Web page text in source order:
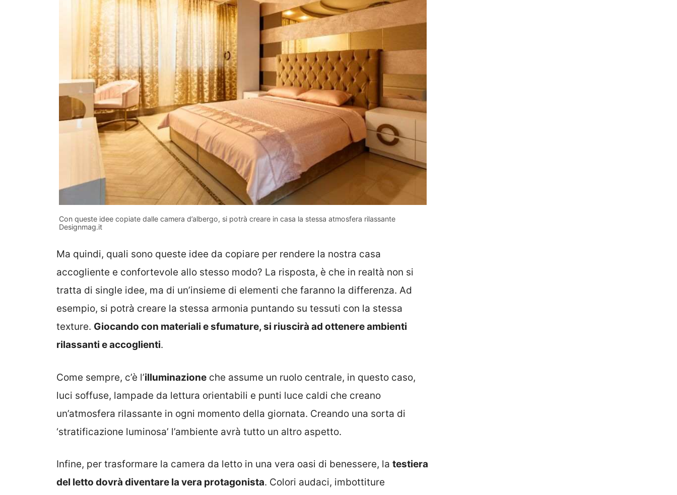
Con queste idee copiate dalle camera d’albergo, si potrà creare in casa la stessa atmosfera rilassante
Designmag.it
Ma quindi, quali sono queste idee da copiare per rendere la nostra casa
accogliente e confortevole allo stesso modo? La risposta, è che in realtà non si
tratta di single idee, ma di un’insieme di elementi che faranno la differenza. Ad
esempio, si potrà creare la stessa armonia puntando su tessuti con la stessa
texture. Giocando con materiali e sfumature, si riuscirà ad ottenere ambienti
rilassanti e accoglienti.
Come sempre, c’è l’illuminazione che assume un ruolo centrale, in questo caso,
luci soffuse, lampade da lettura orientabili e punti luce caldi che creano
un’atmosfera rilassante in ogni momento della giornata. Creando una sorta di
‘stratificazione luminosa’ l’ambiente avrà tutto un altro aspetto.
Infine, per trasformare la camera da letto in una vera oasi di benessere, la testiera
del letto dovrà diventare la vera protagonista. Colori audaci, imbottiture